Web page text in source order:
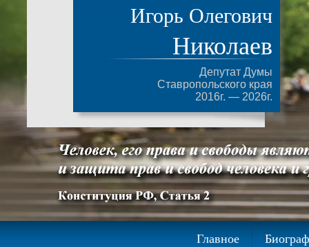
Игорь Олегович
Николаев
Депутат Думы
Ставропольского края
2016г. — 2026г.
Главное